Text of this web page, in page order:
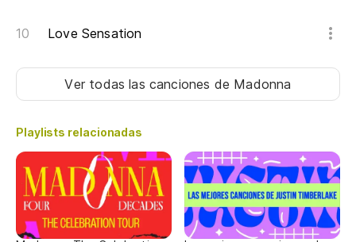
Love Sensation
Ver todas las canciones de Madonna
Playlists relacionadas